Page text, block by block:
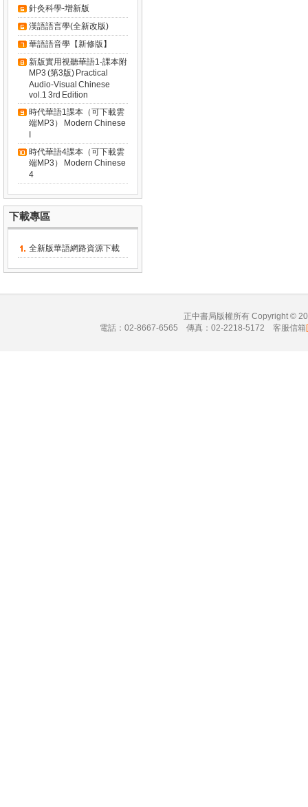
針灸科學-增新版
漢語語言學(全新改版)
華語語音學【新修版】
新版實用視聽華語1-課本附
MP3 (第3版) Practical
Audio-Visual Chinese
vol.1 3rd Edition
時代華語1課本（可下載雲
端MP3） Modern Chinese
I
時代華語4課本（可下載雲
端MP3） Modern Chinese
4
下載專區
全新版華語網路資源下載
正中書局版權所有 Copyright ©
電話：02-8667-6565 傳真：02-2218-5172 客服信箱